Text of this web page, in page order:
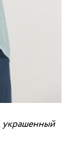
украшенный